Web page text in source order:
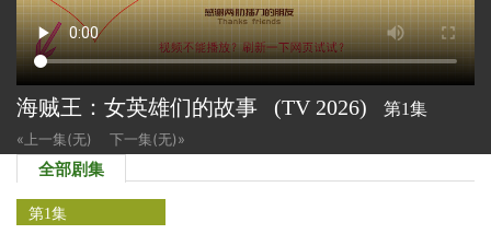
海贼王：女英雄们的故事 (TV 2026) 第1集
«上一集(无) 下一集(无)»
全部剧集
第1集